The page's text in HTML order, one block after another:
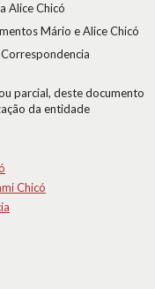
Alice Chicó
Mário e Alice Chicó
Correspondencia
parcial, deste documento
da entidade
Chicó